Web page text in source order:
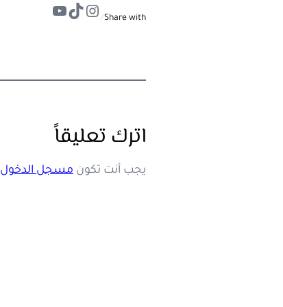
Share with
/
إنستجرام
تيك توكيوتيوب
اترك تعليقاً
يجب أنت تكون مسجل الدخول